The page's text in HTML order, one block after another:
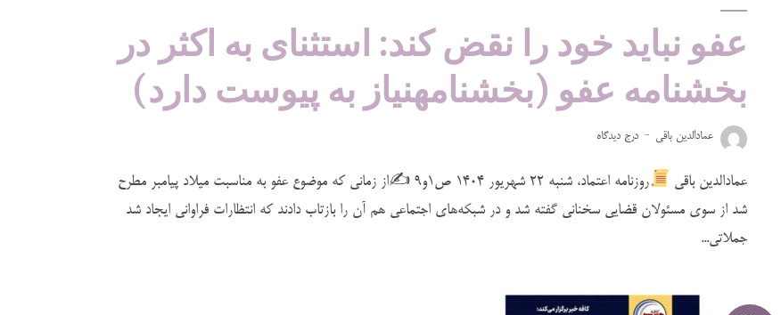
عفو نباید خود را نقض ‌کند: استثنای به اکثر در
بخشنامه عفو (بخشنامهنیاز به پیوست دارد)
عمادالدین باقی درج دیدگاه
عمادالدین باقی روزنامه اعتماد، ‌‌‌‌‌‌‌‌‌‌‌‌‌‌‌‌شنبه‌ ۲۲ شهریور ۱۴۰۴ ص۱و۹ ✍
از زمانی که موضوع عفو به مناسبت میلاد پیامبر مطرح
شد از سوی مسئولان قضایی سخنانی گفته شد و در شبکه‌های اجتماعی هم آن را بازتاب دادند که انتظارات فراوانی ایجاد شد
جملاتی...